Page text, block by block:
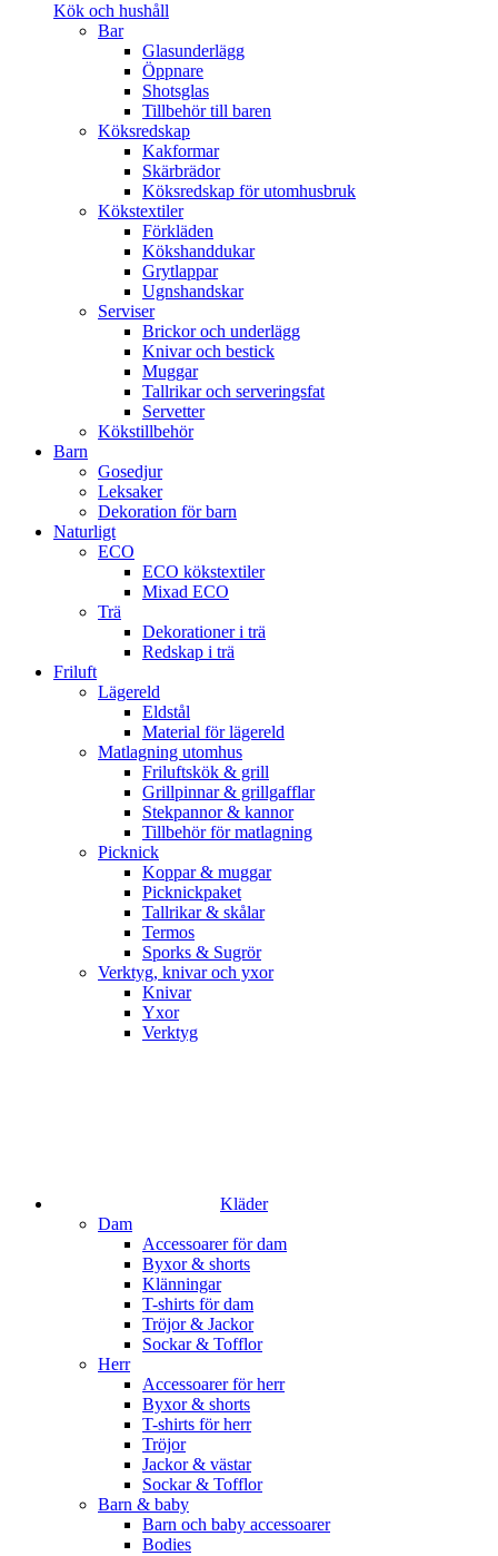
Kök och hushåll
Bar
Glasunderlägg
Öppnare
Shotsglas
Tillbehör till baren
Köksredskap
Kakformar
Skärbrädor
Köksredskap för utomhusbruk
Kökstextiler
Förkläden
Kökshanddukar
Grytlappar
Ugnshandskar
Serviser
Brickor och underlägg
Knivar och bestick
Muggar
Tallrikar och serveringsfat
Servetter
Kökstillbehör
Barn
Gosedjur
Leksaker
Dekoration för barn
Naturligt
ECO
ECO kökstextiler
Mixad ECO
Trä
Dekorationer i trä
Redskap i trä
Friluft
Lägereld
Eldstål
Material för lägereld
Matlagning utomhus
Friluftskök & grill
Grillpinnar & grillgafflar
Stekpannor & kannor
Tillbehör för matlagning
Picknick
Koppar & muggar
Picknickpaket
Tallrikar & skålar
Termos
Sporks & Sugrör
Verktyg, knivar och yxor
Knivar
Yxor
Verktyg
Kläder
Dam
Accessoarer för dam
Byxor & shorts
Klänningar
T-shirts för dam
Tröjor & Jackor
Sockar & Tofflor
Herr
Accessoarer för herr
Byxor & shorts
T-shirts för herr
Tröjor
Jackor & västar
Sockar & Tofflor
Barn & baby
Barn och baby accessoarer
Bodies